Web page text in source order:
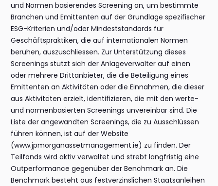
und Normen basierendes Screening an, um bestimmte
Branchen und Emittenten auf der Grundlage spezifischer
ESG-Kriterien und/oder Mindeststandards für
Geschäftspraktiken, die auf internationalen Normen
beruhen, auszuschliessen. Zur Unterstützung dieses
Screenings stützt sich der Anlageverwalter auf einen
oder mehrere Drittanbieter, die die Beteiligung eines
Emittenten an Aktivitäten oder die Einnahmen, die dieser
aus Aktivitäten erzielt, identifizieren, die mit den werte-
und normenbasierten Screenings unvereinbar sind. Die
Liste der angewandten Screenings, die zu Ausschlüssen
führen können, ist auf der Website
(www.jpmorganassetmanagement.ie) zu finden. Der
Teilfonds wird aktiv verwaltet und strebt langfristig eine
Outperformance gegenüber der Benchmark an. Die
Benchmark besteht aus festverzinslichen Staatsanleihen